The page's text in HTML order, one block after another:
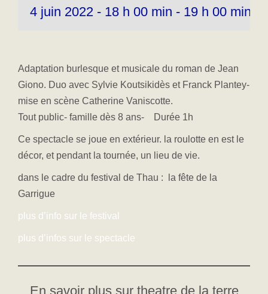
4 juin 2022 - 18 h 00 min - 19 h 00 min
Adaptation burlesque et musicale du roman de Jean
Giono. Duo avec Sylvie Koutsikidès et Franck Plantey-
mise en scène Catherine Vaniscotte.
Tout public- famille dès 8 ans- Durée 1h
Ce spectacle se joue en extérieur. la roulotte en est le
décor, et pendant la tournée, un lieu de vie.
dans le cadre du festival de Thau : la fête de la
Garrigue
plus d’info sur le festival
plus d’infos sur le spectacle
En savoir plus sur theatre de la terre